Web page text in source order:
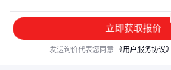
立即获取报价
发送询价代表您同意 《用户服务协议》